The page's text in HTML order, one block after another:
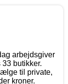
arbejdsgiver
butikker.
til private,
kroner.